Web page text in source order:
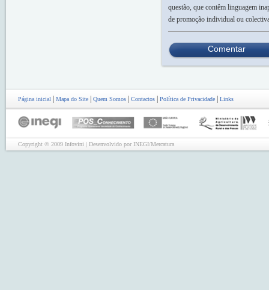
questão, que contêm linguagem
de promoção individual ou
Comentar
Página inicial | Mapa do Site | Quem Somos | Contactos | Política de Privacidade | Links
Copyright © 2009 Infovini | Desenvolvido por INEGI/Mercatura